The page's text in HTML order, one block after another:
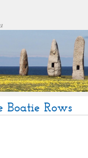
Boatie Rows